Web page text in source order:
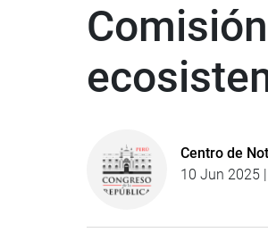
Centro de
10 Jun 2025